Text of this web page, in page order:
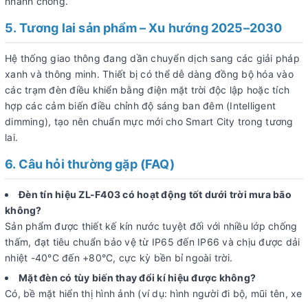
5. Tương lai sản phẩm – Xu hướng 2025–2030
Hệ thống giao thông đang dần chuyển dịch sang các giải pháp
xanh và thông minh. Thiết bị có thể dễ dàng đồng bộ hóa vào
các trạm đèn điều khiển bằng điện mặt trời độc lập hoặc tích
hợp các cảm biến điều chỉnh độ sáng ban đêm (Intelligent
dimming), tạo nên chuẩn mực mới cho Smart City trong tương
lai.
6. Câu hỏi thường gặp (FAQ)
Đèn tín hiệu ZL-F403 có hoạt động tốt dưới trời mưa bão
không?
Sản phẩm được thiết kế kín nước tuyệt đối với nhiều lớp chống
thấm, đạt tiêu chuẩn bảo vệ từ IP65 đến IP66 và chịu được dải
nhiệt -40°C đến +80°C, cực kỳ bền bỉ ngoài trời.
Mặt đèn có tùy biến thay đổi kí hiệu được không?
Có, bề mặt hiển thị hình ảnh (ví dụ: hình người đi bộ, mũi tên, xe